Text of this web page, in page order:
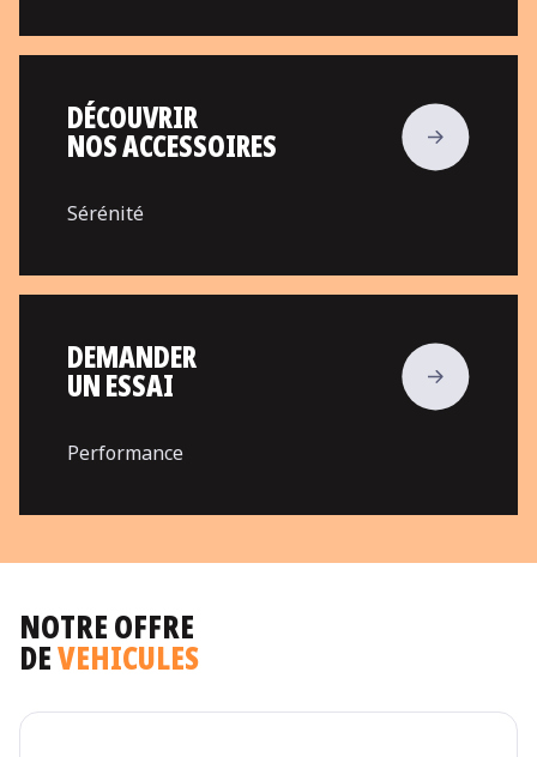
DÉCOUVRIR
NOS ACCESSOIRES
Sérénité
DEMANDER
UN ESSAI
Performance
NOTRE OFFRE
DEVEHICULES